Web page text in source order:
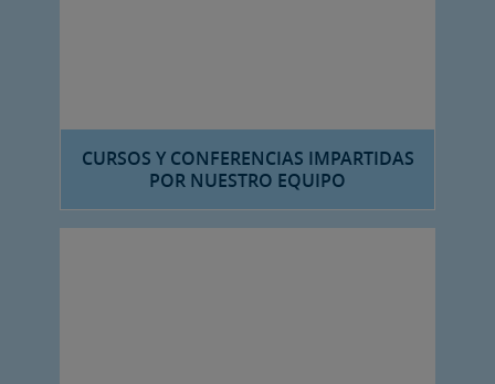
CURSOS Y CONFERENCIAS IMPARTIDAS
POR NUESTRO EQUIPO